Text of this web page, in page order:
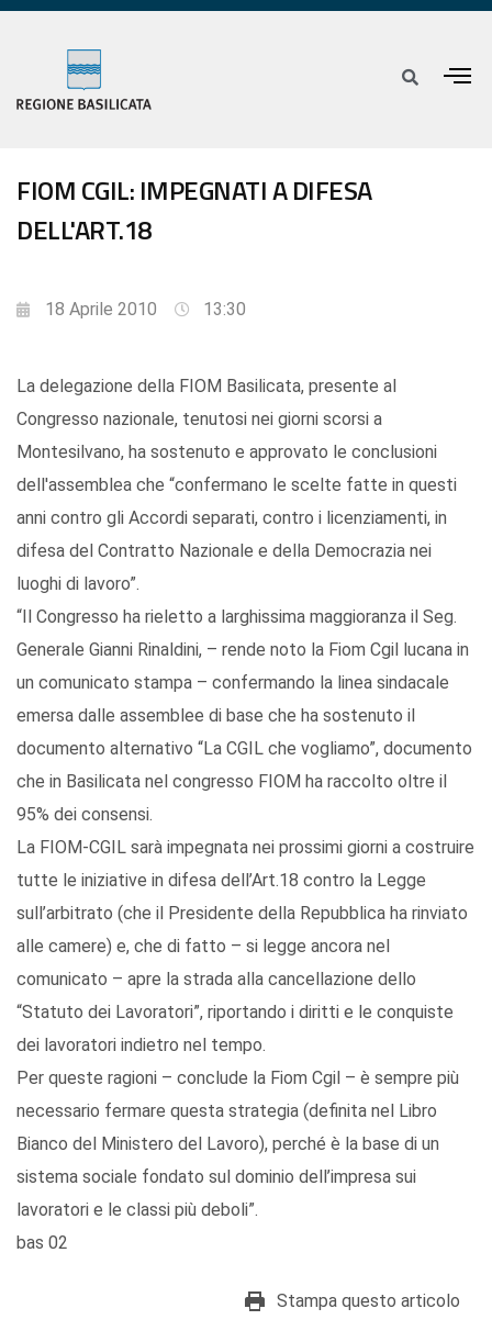
FIOM CGIL: IMPEGNATI A DIFESA
DELL'ART.18
18 Aprile 2010 13:30
La delegazione della FIOM Basilicata, presente al
Congresso nazionale, tenutosi nei giorni scorsi a
Montesilvano, ha sostenuto e approvato le conclusioni
dell'assemblea che “confermano le scelte fatte in questi
anni contro gli Accordi separati, contro i licenziamenti, in
difesa del Contratto Nazionale e della Democrazia nei
luoghi di lavoro”.
“Il Congresso ha rieletto a larghissima maggioranza il Seg.
Generale Gianni Rinaldini, – rende noto la Fiom Cgil lucana in
un comunicato stampa – confermando la linea sindacale
emersa dalle assemblee di base che ha sostenuto il
documento alternativo “La CGIL che vogliamo”, documento
che in Basilicata nel congresso FIOM ha raccolto oltre il
95% dei consensi.
La FIOM-CGIL sarà impegnata nei prossimi giorni a costruire
tutte le iniziative in difesa dell’Art.18 contro la Legge
sull’arbitrato (che il Presidente della Repubblica ha rinviato
alle camere) e, che di fatto – si legge ancora nel
comunicato – apre la strada alla cancellazione dello
“Statuto dei Lavoratori”, riportando i diritti e le conquiste
dei lavoratori indietro nel tempo.
Per queste ragioni – conclude la Fiom Cgil – è sempre più
necessario fermare questa strategia (definita nel Libro
Bianco del Ministero del Lavoro), perché è la base di un
sistema sociale fondato sul dominio dell’impresa sui
lavoratori e le classi più deboli”.
bas 02
Stampa questo articolo